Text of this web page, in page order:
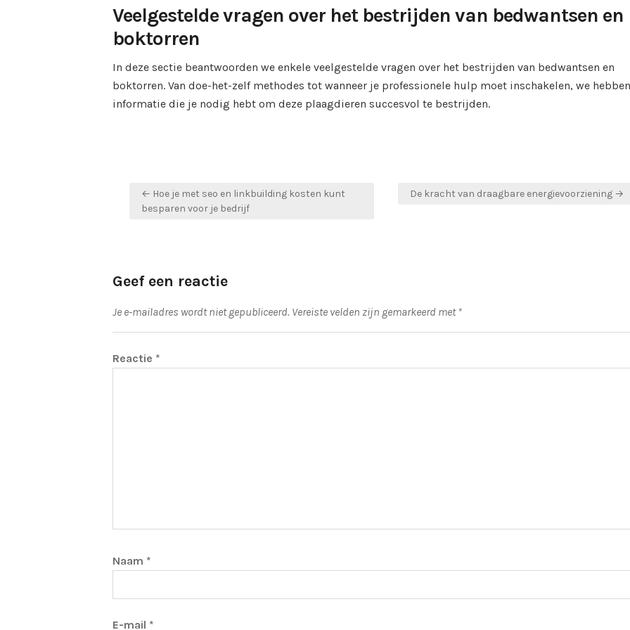
Veelgestelde vragen over het bestrijden van bedwantsen en
boktorren
In deze sectie beantwoorden we enkele veelgestelde vragen over het bestrijden van bedwantsen en
boktorren. Van doe-het-zelf methodes tot wanneer je professionele hulp moet inschakelen, we
informatie die je nodig hebt om deze plaagdieren succesvol te bestrijden.
Bericht
navigatie
← Hoe je met seo en linkbuilding kosten kunt
besparen voor je bedrijf
De kracht van draagbare energievoorziening →
Geef een reactie
Je e-mailadres wordt niet gepubliceerd. Vereiste velden zijn gemarkeerd met *
Reactie *
Naam *
E-mail *